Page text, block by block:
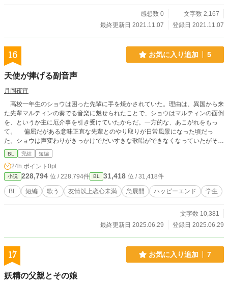
感想数 0
文字数 2,167
最終更新日 2021.11.07
登録日 2021.11.07
16 お気に入り追加 5
天使が捧げる副音声
月岡夜宵
高校一年生のショウは困った先輩に手を焼かされていた。理由は、異国から来
た先輩マルティンの奏でる音楽に魅せられたことで、ショウはマルティンの面倒
を、というか主に厄介事を引き受けていたからだ。一方的な、あこがれをもっ
て。 偏屈だがある意味正直な先輩とのやり取りが日常風景になった頃だっ
た。ショウは声変わりがきっかけでだいすきな歌唱ができなくなっていたがそれ
を案じる友人の策で、素人参加の歌謡企画に参加する。ところが、心ない一言を
浴びてショウは舞台から逃げ出してしまった。 そんなショウをすくい上げる
のはふざけた道具で――？ ＊ ※他サイトに掲載していたものを加筆修正しま
した。リハビリがてら直したので、余裕のある方は一読くださるとうれしいで
す。
BL 完結 短編
24h.ポイント 0pt
小説 228,794 位 / 228,794件 BL 31,418 位 / 31,418件
BL 短編 歌う 友情以上恋心未満 急展開 ハッピーエンド 学生
文字数 10,381
最終更新日 2025.06.29
登録日 2025.06.29
17 お気に入り追加 7
妖精の父親とその娘